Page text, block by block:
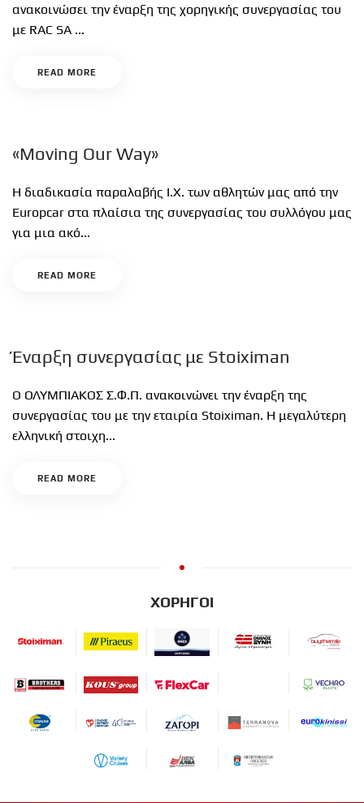
ανακοινώσει την έναρξη της χορηγικής συνεργασίας του
με RAC SA ...
READ MORE
«Μoving Our Way»
Η διαδικασία παραλαβής Ι.Χ. των αθλητών μας από την
Europcar στα πλαίσια της συνεργασίας του συλλόγου μας
για μια ακό...
READ MORE
Έναρξη συνεργασίας με Stoiximan
Ο ΟΛΥΜΠΙΑΚΟΣ Σ.Φ.Π. ανακοινώνει την έναρξη της
συνεργασίας του με την εταιρία Stoiximan. Η μεγαλύτερη
ελληνική στοιχη...
READ MORE
ΧΟΡΗΓΟΙ